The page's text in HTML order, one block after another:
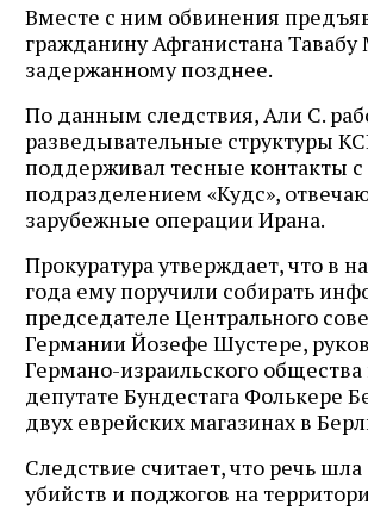
Вместе с ним обвинения
гражданину Афганистана Тавабу
задержанному позднее.
По данным следствия, Али С.
разведывательные структуры
поддерживал тесные контакты с
подразделением «Кудс»,
зарубежные операции Ирана.
Прокуратура утверждает, что в
года ему поручили собирать
председателе Центрального
Германии Йозефе Шустере,
Германо-израильского
депутате Бундестага Фолькере
двух еврейских магазинах в
Следствие считает, что речь
убийств и поджогов на